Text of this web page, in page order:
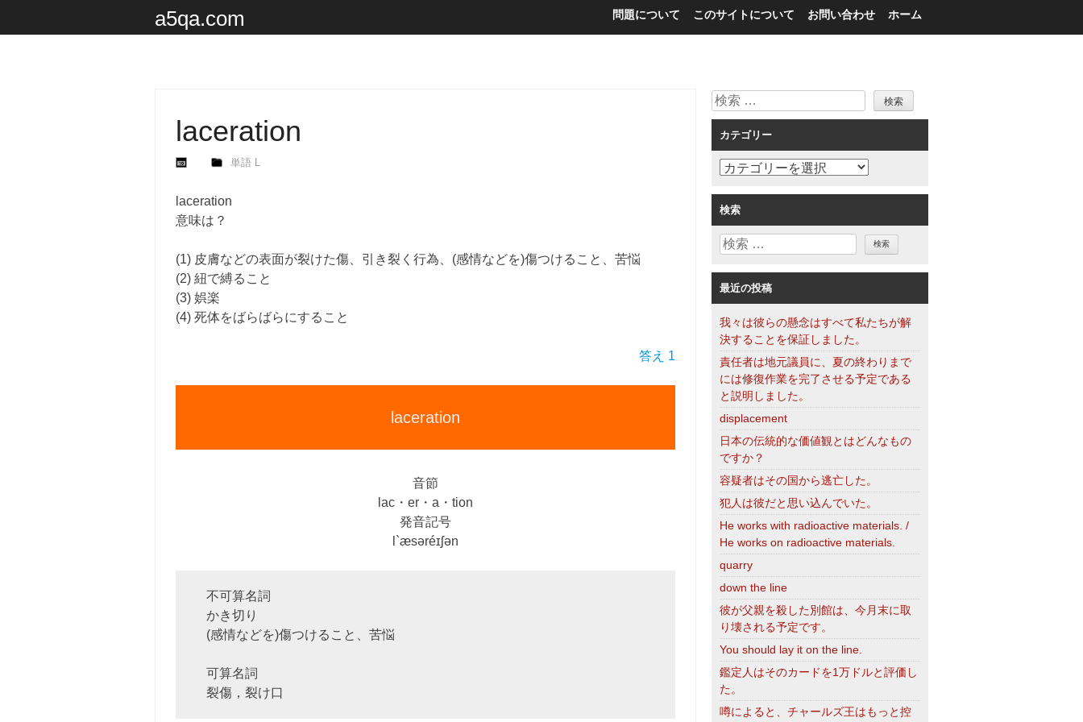
a5qa.com ホーム
お問い合わせ
このサイトについて
問題について
laceration
単語 L
laceration
意味は？
(1) 皮膚などの表面が裂けた傷、引き裂く行為、(感情などを)傷つけること、苦悩
(2) 紐で縛ること
(3) 娯楽
(4) 死体をばらばらにすること
答え 1
laceration
音節
lac・er・a・tion
発音記号
l`æsəréɪʃən
不可算名詞
かき切り
(感情などを)傷つけること、苦悩
可算名詞
裂傷，裂け口
検
索
カテゴリー
カ
ゴ
リ
ー
検索
検
最近の投稿
我々は彼らの懸念はすべて私たちが解
決することを保証しました。
責任者は地元議員に、夏の終わりまで
には修復作業を完了させる予定である
と説明しました。
displacement
日本の伝統的な価値観とはどんなもの
ですか？
容疑者はその国から逃亡した。
犯人は彼だと思い込んでいた。
He works with radioactive materials. /
He works on radioactive materials.
quarry
down the line
彼が父親を殺した別館は、今月末に取
り壊される予定です。
You should lay it on the line.
鑑定人はそのカードを1万ドルと評価し
た。
噂によると、チャールズ王はもっと控